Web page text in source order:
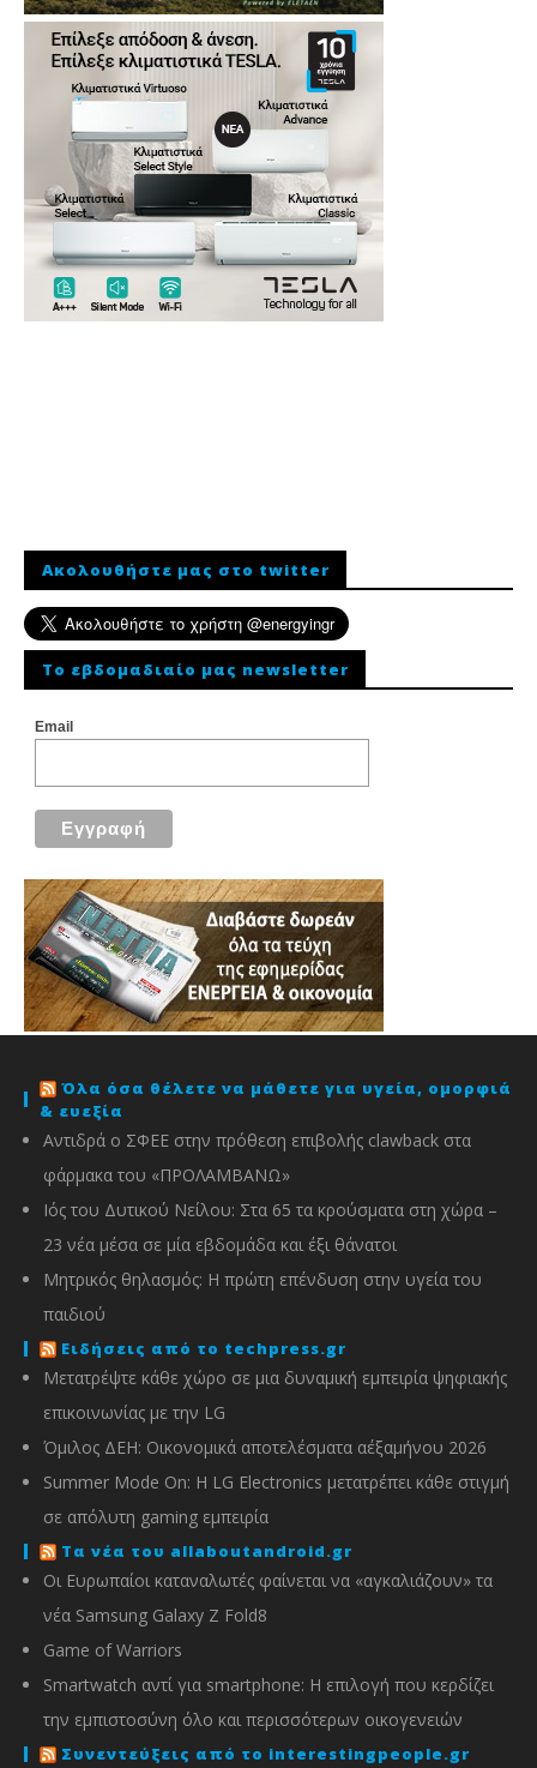
Ακολουθήστε μας στο twitter
To εβδομαδιαίο μας newsletter
Email
Όλα όσα θέλετε να μάθετε για υγεία, ομορφιά
& ευεξία
Αντιδρά ο ΣΦΕΕ στην πρόθεση επιβολής clawback στα
φάρμακα του «ΠΡΟΛΑΜΒΑΝΩ»
Ιός του Δυτικού Νείλου: Στα 65 τα κρούσματα στη χώρα –
23 νέα μέσα σε μία εβδομάδα και έξι θάνατοι
Μητρικός θηλασμός: Η πρώτη επένδυση στην υγεία του
παιδιού
Ειδήσεις από το techpress.gr
Μετατρέψτε κάθε χώρο σε μια δυναμική εμπειρία ψηφιακής
επικοινωνίας με την LG
Όμιλος ΔΕΗ: Οικονομικά αποτελέσματα α΄εξαμήνου 2026
Summer Mode On: Η LG Electronics μετατρέπει κάθε στιγμή
σε απόλυτη gaming εμπειρία
Τα νέα του allaboutandroid.gr
Οι Ευρωπαίοι καταναλωτές φαίνεται να «αγκαλιάζουν» τα
νέα Samsung Galaxy Z Fold8
Game of Warriors
Smartwatch αντί για smartphone: Η επιλογή που κερδίζει
την εμπιστοσύνη όλο και περισσότερων οικογενειών
Συνεντεύξεις από το interestingpeople.gr